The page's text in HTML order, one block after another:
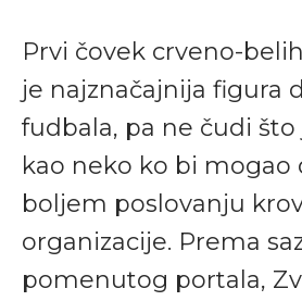
Prvi čovek crveno-
je najznačajnija figura
fudbala, pa ne čudi
kao neko ko bi mogao
boljem poslovanju
organizacije. Prema
pomenutog portala,